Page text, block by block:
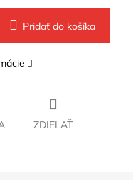
Pridať do košíka
ZDIEĽAŤ